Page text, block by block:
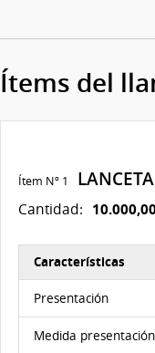
Ítems del
Ítem Nº 1
Cantidad:
Características
Presentación
Medida presentación